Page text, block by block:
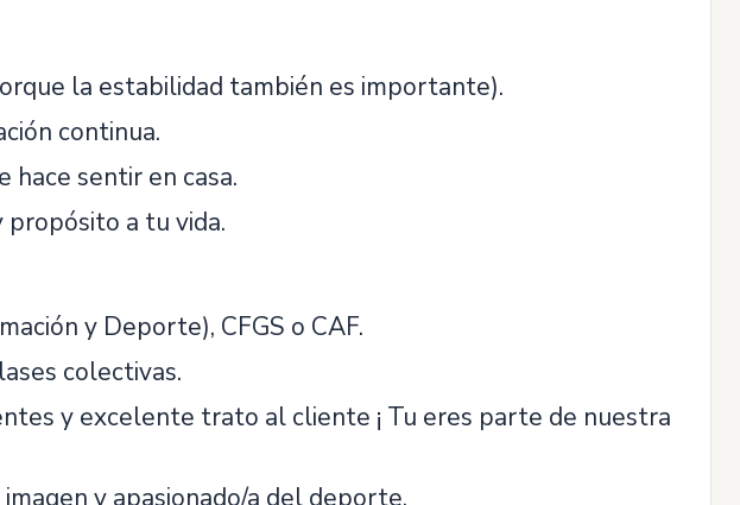
la estabilidad también es importante).
continua.
hace sentir en casa.
propósito a tu vida.
y Deporte), CFGS o CAF.
colectivas.
y excelente trato al cliente ¡ Tu eres parte de nuestra
y apasionado/a del deporte.